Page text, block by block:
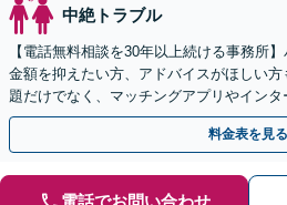
中絶トラブル
【電話無料相談を30年以上続ける事務所
金額を抑えたい方、アドバイスがほしい
題だけでなく、マッチングアプリやインタ
トラブルにも対応できます【夜間休日の相
料金表を見る
電話でお問い合わせ